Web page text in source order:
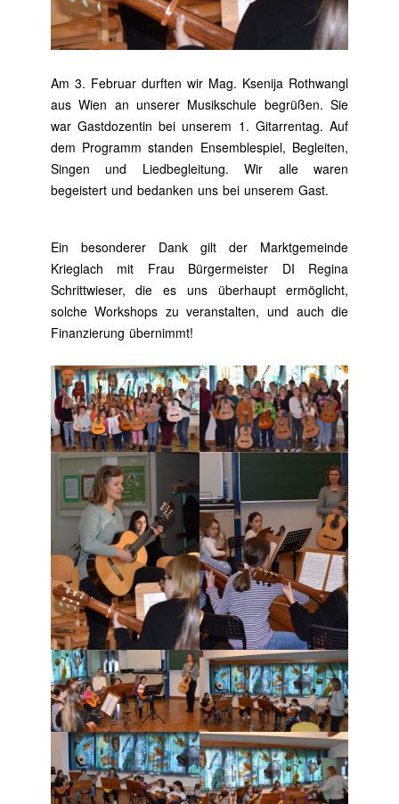
Am 3. Februar durften wir Mag. Ksenija Rothwangl
aus Wien an unserer Musikschule begrüßen. Sie
war Gastdozentin bei unserem 1. Gitarrentag. Auf
dem Programm standen Ensemblespiel, Begleiten,
Singen und Liedbegleitung. Wir alle waren
begeistert und bedanken uns bei unserem Gast.
Ein besonderer Dank gilt der Marktgemeinde
Krieglach mit Frau Bürgermeister DI Regina
Schrittwieser, die es uns überhaupt ermöglicht,
solche Workshops zu veranstalten, und auch die
Finanzierung übernimmt!